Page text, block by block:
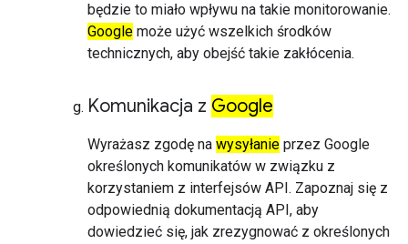
będzie to miało wpływu na takie monitorowanie.
Google może użyć wszelkich środków
technicznych, aby obejść takie zakłócenia.
Komunikacja z Google
Wyrażasz zgodę na wysyłanie przez Google
określonych komunikatów w związku z
korzystaniem z interfejsów API. Zapoznaj się z
odpowiednią dokumentacją API, aby
dowiedzieć się, jak zrezygnować z określonych